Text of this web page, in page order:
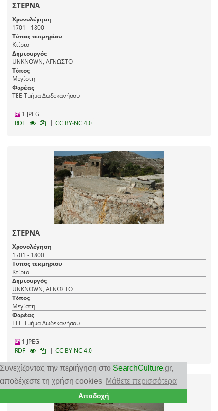
Συνεχίζοντας την περιήγηση στο SearchCulture.gr,
αποδέχεστε τη χρήση cookies Μάθετε περισσότερα
Αποδοχή
ΣΤΕΡΝΑ
Χρονολόγηση
1701 - 1800
Τύπος τεκμηρίου
Κτίριο
Δημιουργός
UNKNOWN, ΑΓΝΩΣΤΟ
Τόπος
Μεγίστη
Φορέας
ΤΕΕ Τμήμα Δωδεκανήσου
1 JPEG
RDF
| CC BY-NC 4.0
ΣΤΕΡΝΑ
Χρονολόγηση
1701 - 1800
Τύπος τεκμηρίου
Κτίριο
Δημιουργός
UNKNOWN, ΑΓΝΩΣΤΟ
Τόπος
Μεγίστη
Φορέας
ΤΕΕ Τμήμα Δωδεκανήσου
1 JPEG
RDF
| CC BY-NC 4.0